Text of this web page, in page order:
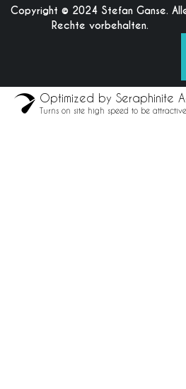
Copyright © 2024 Stefan Ganse.
Rechte vorbehalten.
Optimized by Seraphinite
Turns on site high speed to be